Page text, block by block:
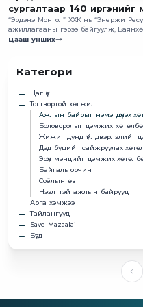
сургалтаар 140 иргэнийг
“Эрдэнэ Монгол” ХХК нь “Энержи
ажиллагааны гэрээ байгуулж,
аймгийн харьяат иргэдийг
Цааш унших
Категори
Цаг үе
Тогтвортой хөгжил
Ажлын байрыг нэмэгдүүлэх
Боловсролыг дэмжих
Жижиг дунд үйлдвэрлэлийг
Дэд бүтцийг сайжруулах
Эрүүл мэндийг дэмжих
Байгаль орчин
Соёлын өв
Нээлттэй ажлын байрууд
Арга хэмжээ
Тайлангууд
Save Mazaalai
Бүгд